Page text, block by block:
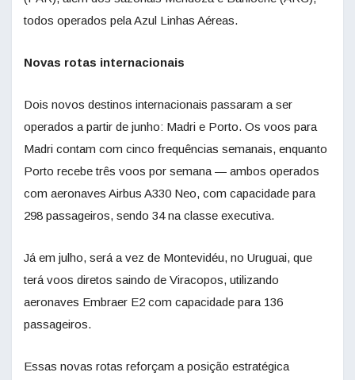
todos operados pela Azul Linhas Aéreas.
Novas rotas internacionais
Dois novos destinos internacionais passaram a ser
operados a partir de junho: Madri e Porto. Os voos para
Madri contam com cinco frequências semanais, enquanto
Porto recebe três voos por semana — ambos operados
com aeronaves Airbus A330 Neo, com capacidade para
298 passageiros, sendo 34 na classe executiva.
Já em julho, será a vez de Montevidéu, no Uruguai, que
terá voos diretos saindo de Viracopos, utilizando
aeronaves Embraer E2 com capacidade para 136
passageiros.
Essas novas rotas reforçam a posição estratégica